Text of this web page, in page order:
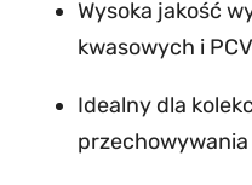
Wysoka jakość
kwasowych i PCV
Idealny dla